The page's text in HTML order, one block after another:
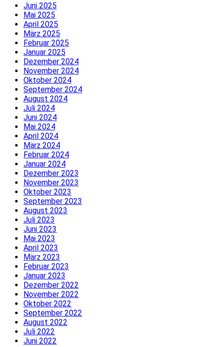
Juni 2025
Mai 2025
April 2025
März 2025
Februar 2025
Januar 2025
Dezember 2024
November 2024
Oktober 2024
September 2024
August 2024
Juli 2024
Juni 2024
Mai 2024
April 2024
März 2024
Februar 2024
Januar 2024
Dezember 2023
November 2023
Oktober 2023
September 2023
August 2023
Juli 2023
Juni 2023
Mai 2023
April 2023
März 2023
Februar 2023
Januar 2023
Dezember 2022
November 2022
Oktober 2022
September 2022
August 2022
Juli 2022
Juni 2022